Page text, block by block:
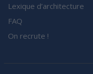
Lexique d’architecture
FAQ
On recrute !